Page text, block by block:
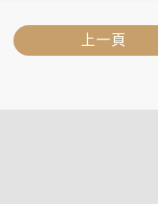
上一頁